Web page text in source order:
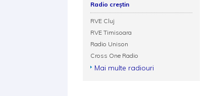
Radio creștin
RVE Cluj
RVE Timisoara
Radio Unison
Cross One Radio
Mai multe radiouri